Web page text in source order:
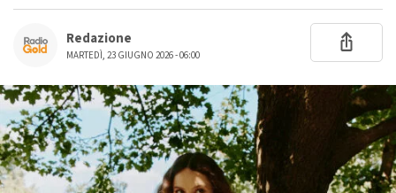
Redazione
MARTEDÌ, 23 GIUGNO 2026 - 06:00